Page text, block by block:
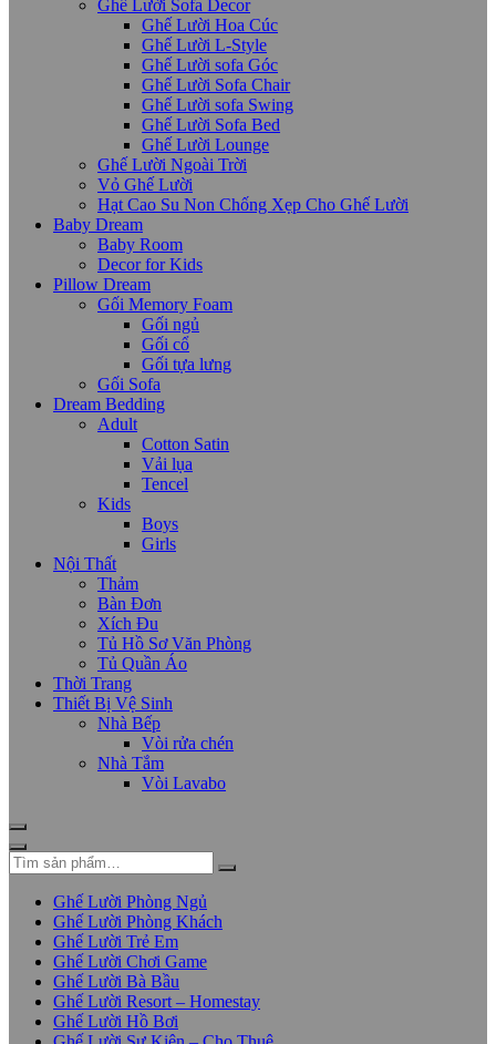
Ghế Lười Sofa Decor
Ghế Lười Hoa Cúc
Ghế Lười L-Style
Ghế Lười sofa Góc
Ghế Lười Sofa Chair
Ghế Lười sofa Swing
Ghế Lười Sofa Bed
Ghế Lười Lounge
Ghế Lười Ngoài Trời
Vỏ Ghế Lười
Hạt Cao Su Non Chống Xẹp Cho Ghế Lười
Baby Dream
Baby Room
Decor for Kids
Pillow Dream
Gối Memory Foam
Gối ngủ
Gối cổ
Gối tựa lưng
Gối Sofa
Dream Bedding
Adult
Cotton Satin
Vải lụa
Tencel
Kids
Boys
Girls
Nội Thất
Thảm
Bàn Đơn
Xích Đu
Tủ Hồ Sơ Văn Phòng
Tủ Quần Áo
Thời Trang
Thiết Bị Vệ Sinh
Nhà Bếp
Vòi rửa chén
Nhà Tắm
Vòi Lavabo
Ghế Lười Phòng Ngủ
Ghế Lười Phòng Khách
Ghế Lười Trẻ Em
Ghế Lười Chơi Game
Ghế Lười Bà Bầu
Ghế Lười Resort – Homestay
Ghế Lười Hồ Bơi